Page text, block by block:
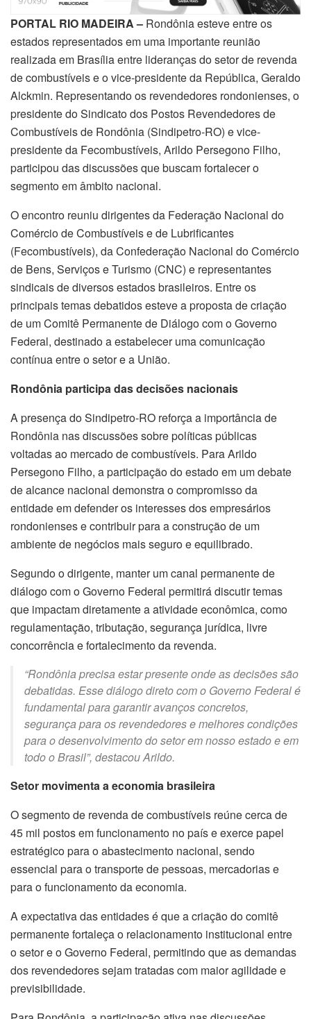
PORTAL RIO MADEIRA – Rondônia esteve entre os
estados representados em uma importante reunião
realizada em Brasília entre lideranças do setor de revenda
de combustíveis e o vice-presidente da República, Geraldo
Alckmin. Representando os revendedores rondonienses, o
presidente do Sindicato dos Postos Revendedores de
Combustíveis de Rondônia (Sindipetro-RO) e vice-
presidente da Fecombustíveis, Arildo Persegono Filho,
participou das discussões que buscam fortalecer o
segmento em âmbito nacional.
O encontro reuniu dirigentes da Federação Nacional do
Comércio de Combustíveis e de Lubrificantes
(Fecombustíveis), da Confederação Nacional do Comércio
de Bens, Serviços e Turismo (CNC) e representantes
sindicais de diversos estados brasileiros. Entre os
principais temas debatidos esteve a proposta de criação
de um Comitê Permanente de Diálogo com o Governo
Federal, destinado a estabelecer uma comunicação
contínua entre o setor e a União.
Rondônia participa das decisões nacionais
A presença do Sindipetro-RO reforça a importância de
Rondônia nas discussões sobre políticas públicas
voltadas ao mercado de combustíveis. Para Arildo
Persegono Filho, a participação do estado em um debate
de alcance nacional demonstra o compromisso da
entidade em defender os interesses dos empresários
rondonienses e contribuir para a construção de um
ambiente de negócios mais seguro e equilibrado.
Segundo o dirigente, manter um canal permanente de
diálogo com o Governo Federal permitirá discutir temas
que impactam diretamente a atividade econômica, como
regulamentação, tributação, segurança jurídica, livre
concorrência e fortalecimento da revenda.
“Rondônia precisa estar presente onde as decisões são
debatidas. Esse diálogo direto com o Governo Federal é
fundamental para garantir avanços concretos,
segurança para os revendedores e melhores condições
para o desenvolvimento do setor em nosso estado e em
todo o Brasil”, destacou Arildo.
Setor movimenta a economia brasileira
O segmento de revenda de combustíveis reúne cerca de
45 mil postos em funcionamento no país e exerce papel
estratégico para o abastecimento nacional, sendo
essencial para o transporte de pessoas, mercadorias e
para o funcionamento da economia.
A expectativa das entidades é que a criação do comitê
permanente fortaleça o relacionamento institucional entre
o setor e o Governo Federal, permitindo que as demandas
dos revendedores sejam tratadas com maior agilidade e
previsibilidade.